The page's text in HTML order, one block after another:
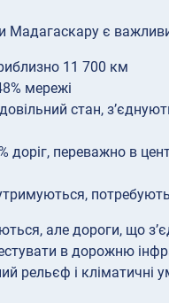
Мадагаскару є
11 700 км
мережі
стан,
доріг, переважно в
потребують
але дороги, що
в дорожню
рельєф і кліматичні